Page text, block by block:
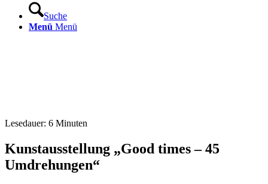
Suche
Menü Menü
Lesedauer: 6 Minuten
Kunstausstellung „Good times – 45
Umdrehungen“